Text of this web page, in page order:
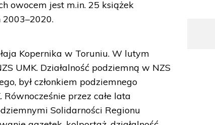
owocem jest m.in. 25 książek
Kopernika w Toruniu. W lutym
UMK. Działalność podziemną w NZS
był członkiem podziemnego
przez całe lata
Solidarności Regionu